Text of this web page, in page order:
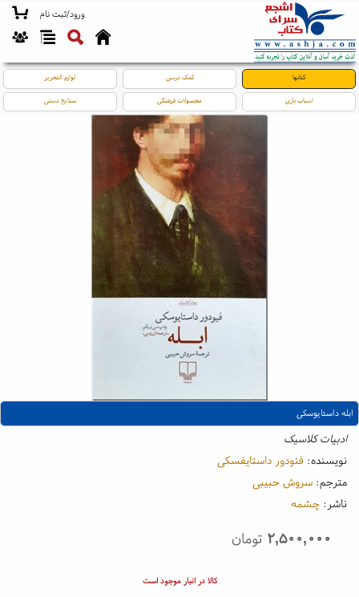
ورود/ثبت نام
کتابها کمک درسی لوازم التحریر
اسباب بازی محصولات فرهنگی صنایع دستی
ابله داستایوسکی
ادبیات کلاسیک
نویسنده: فئودور داستایفسکی
مترجم: سروش حبیبی
ناشر: چشمه
۲,۵۰۰,۰۰۰ تومان
کالا در انبار موجود است